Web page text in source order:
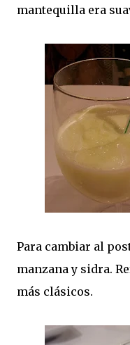
mantequilla era
Para cambiar al
manzana y sidra.
más clásicos.